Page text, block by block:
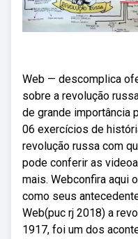
Web — descomplica
sobre a revolução
de grande importância
06 exercícios de
revolução russa com
pode conferir as
mais. Webconfira aqui
como seus
Web(puc rj 2018) a
1917, foi um dos